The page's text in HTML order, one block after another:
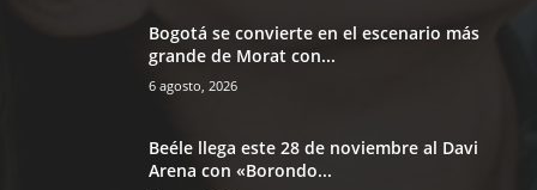
Bogotá se convierte en el escenario más
grande de Morat con...
6 agosto, 2026
Beéle llega este 28 de noviembre al Davi
Arena con «Borondo...